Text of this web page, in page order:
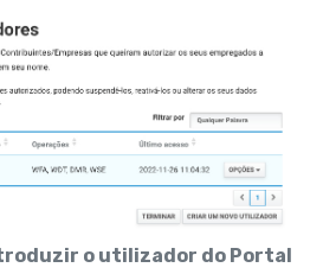
o utilizador do Portal